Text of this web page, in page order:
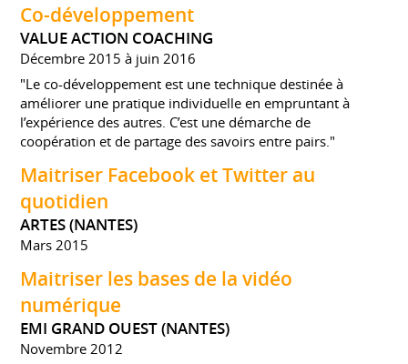
Co-développement
VALUE ACTION COACHING
Décembre 2015 à juin 2016
"Le co-développement est une technique destinée à
améliorer une pratique individuelle en empruntant à
l’expérience des autres. C’est une démarche de
coopération et de partage des savoirs entre pairs."
Maitriser Facebook et Twitter au
quotidien
ARTES (NANTES)
Mars 2015
Maitriser les bases de la vidéo
numérique
EMI GRAND OUEST (NANTES)
Novembre 2012